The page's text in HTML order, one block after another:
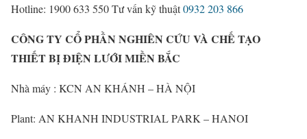
Hotline: 1900 633 550Tư vấn kỹ thuật0932 203 866
CÔNG TY CỔ PHẦN NGHIÊN CỨU VÀ CHẾ TẠO
THIẾT BỊ ĐIỆN LƯỚI MIỀN BẮC
Nhà máy : KCN AN KHÁNH – HÀ NỘI
Plant: AN KHANH INDUSTRIAL PARK – HANOI